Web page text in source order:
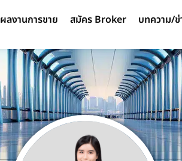
ผลงานการขาย สมัคร Broker บทความ/ข่